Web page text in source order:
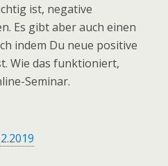
ist, negative
Es gibt aber auch einen
indem Du neue positive
Wie das funktioniert,
Seminar.